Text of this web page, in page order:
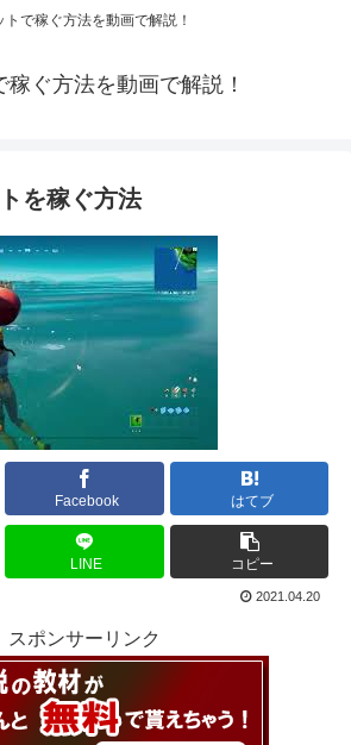
トで稼ぐ方法を動画で解説！
稼ぐ方法を動画で解説！
を稼ぐ方法
Facebook はてブ
LINE コピー
2021.04.20
スポンサーリンク